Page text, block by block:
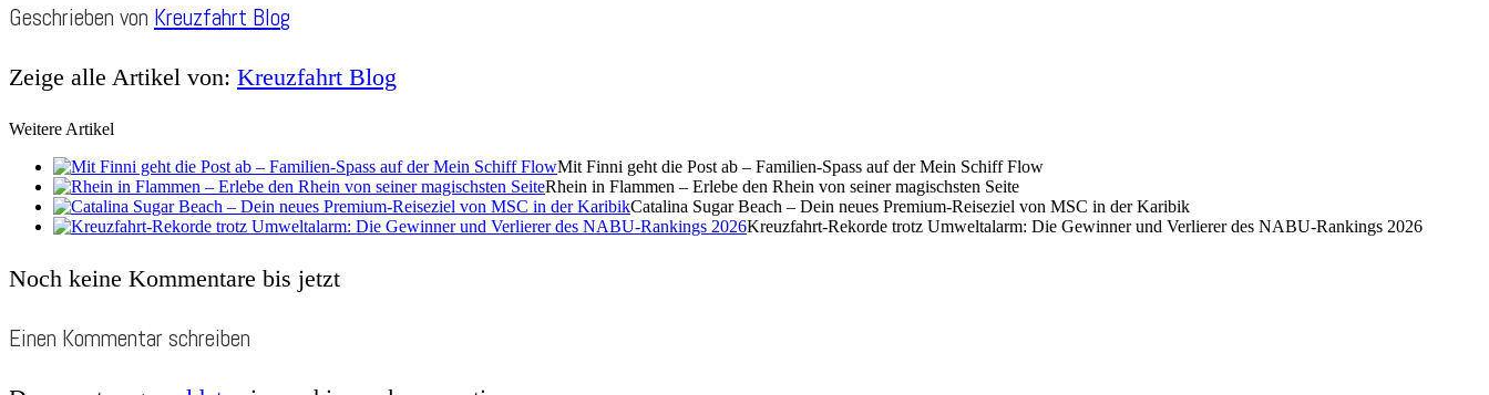
Geschrieben von Kreuzfahrt Blog
Zeige alle Artikel von: Kreuzfahrt Blog
Weitere Artikel
Mit Finni geht die Post ab – Familien-Spass auf der Mein Schiff Flow
Rhein in Flammen – Erlebe den Rhein von seiner magischsten Seite
Catalina Sugar Beach – Dein neues Premium-Reiseziel von MSC in der Karibik
Kreuzfahrt-Rekorde trotz Umweltalarm: Die Gewinner und Verlierer des NABU-Rankings 2026
Noch keine Kommentare bis jetzt
Einen Kommentar schreiben